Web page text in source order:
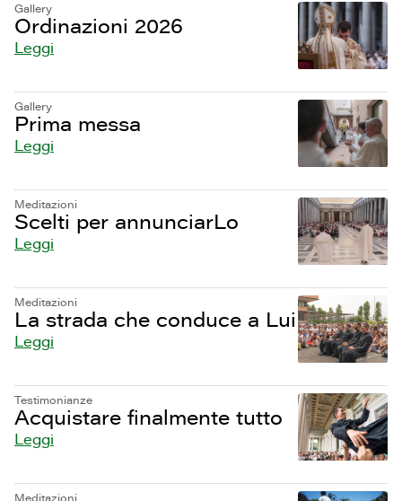
Gallery
Ordinazioni 2026
Leggi
Gallery
Prima messa
Leggi
Meditazioni
Scelti per annunciarLo
Leggi
Meditazioni
La strada che conduce a Lui
Leggi
Testimonianze
Acquistare finalmente tutto
Leggi
Meditazioni